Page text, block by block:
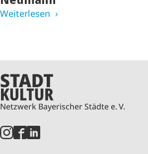
Weiterlesen
Netzwerk Bayerischer Städte e. V.